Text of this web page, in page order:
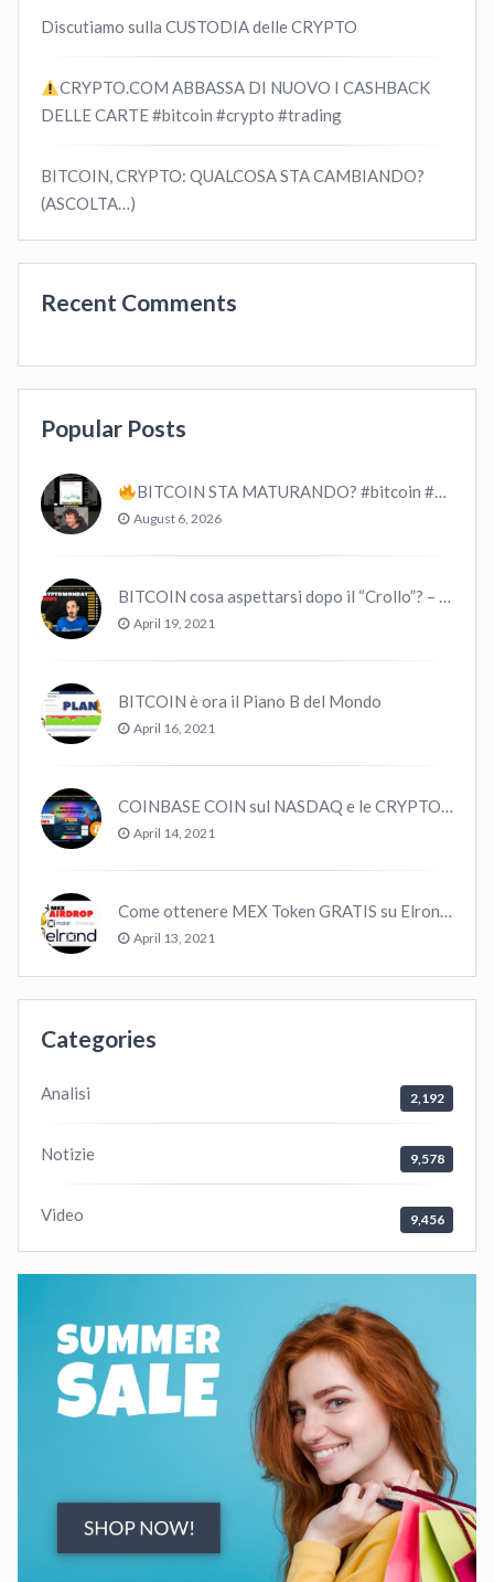
Discutiamo sulla CUSTODIA delle CRYPTO
CRYPTO.COM ABBASSA DI NUOVO I CASHBACK
DELLE CARTE #bitcoin #crypto #trading
BITCOIN, CRYPTO: QUALCOSA STA CAMBIANDO?
(ASCOLTA…)
Recent Comments
Popular Posts
BITCOIN STA MATURANDO? #bitcoin #crypto #trading
August 6, 2026
BITCOIN cosa aspettarsi dopo il “Crollo”? – CryptoMonday NEWS w16/’21
April 19, 2021
BITCOIN è ora il Piano B del Mondo
April 16, 2021
COINBASE COIN sul NASDAQ e le CRYPTO volano!
April 14, 2021
Come ottenere MEX Token GRATIS su Elrond ?
April 13, 2021
Categories
Analisi 2,192
Notizie 9,578
Video 9,456